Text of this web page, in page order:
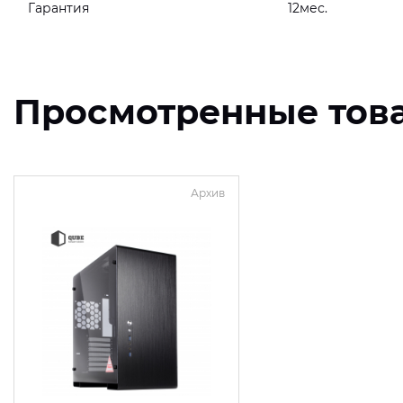
Гарантия 12мес.
Просмотренные
Архив